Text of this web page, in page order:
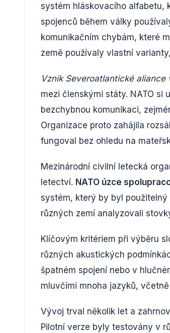
systém hláskovacího alfabetu,
spojenců během války
komunikačním chybám, které
země používaly vlastní
Vznik Severoatlantické aliance
mezi členskými státy. NATO si
bezchybnou komunikaci,
Organizace proto zahájila
fungoval bez ohledu na
Mezinárodní civilní letecká
letectví. NATO úzce
systém, který by byl
různých zemí analyzovali
Klíčovým kritériem při výběru
různých akustických
špatném spojení nebo v
mluvčími mnoha jazyků,
Vývoj trval několik let a
Pilotní verze byly testovány v